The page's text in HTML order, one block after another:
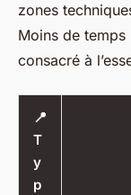
zones
Moins de temps
consacré à
📍
T
y
p